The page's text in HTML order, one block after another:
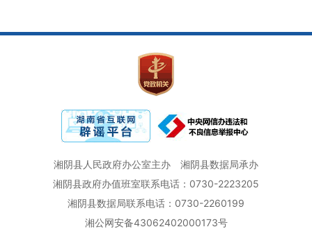
湘阴县人民政府办公室主办
湘阴县数据局承办
湘阴县政府办值班室联系电话：0730-2223205
湘阴县数据局联系电话：0730-2260199
湘公网安备43062402000173号